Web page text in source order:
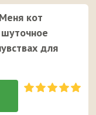
кот
для